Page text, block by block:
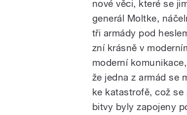
nové věci, které se
generál Moltke,
tři armády pod
zní krásně v
moderní
že jedna z armád se
ke katastrofě, což se
bitvy byly zapojeny